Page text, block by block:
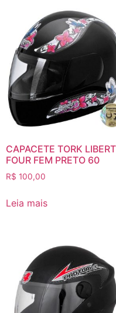
CAPACETE TORK LIBERT
FOUR FEM PRETO 60
R$ 100,00
Leia mais